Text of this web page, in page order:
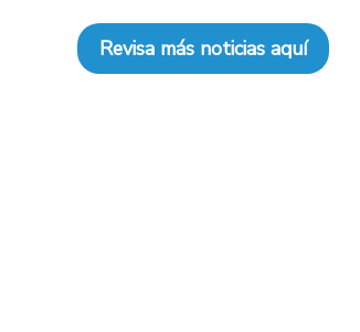
Revisa más noticias aquí